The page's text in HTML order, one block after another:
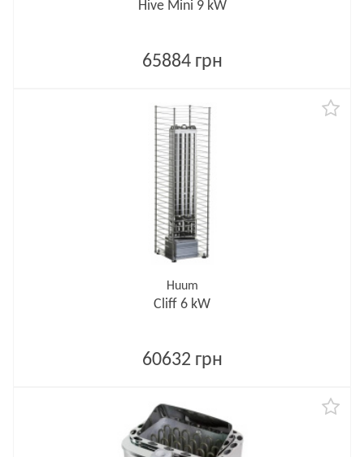
Hive Mini 9 kW
65884 грн
Huum
Cliff 6 kW
60632 грн